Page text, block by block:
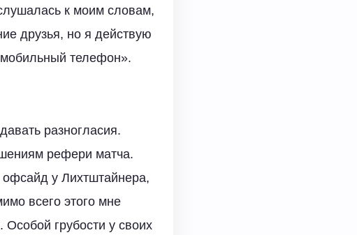
к моим словам,
друзья, но я действую
телефон».
разногласия.
рефери матча.
у Лихтштайнера,
всего этого мне
грубости у своих